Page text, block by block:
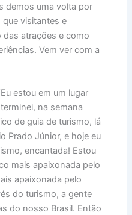
demos uma volta por
visitantes e
atrações e como
Vem ver com a
estou em um lugar
na semana
de guia de turismo, lá
Prado Júnior, e hoje eu
encantada! Estou
mais apaixonada pelo
apaixonada pelo
do turismo, a gente
do nosso Brasil. Então